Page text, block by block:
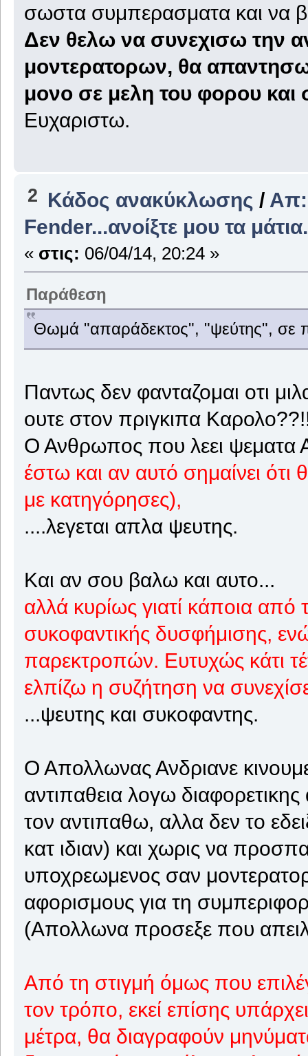
σωστα συμπερασματα και να
Δεν θελω να συνεχισω την
μοντερατορων, θα
μονο σε μελη του φορου και
Ευχαριστω.
2 Κάδος ανακύκλωσης / Απ:
Fender...ανοίξτε μου τα
« στις: 06/04/14, 20:24 »
Παράθεση
Θωμά "απαράδεκτος", "ψεύτης", σε
Παντως δεν φανταζομαι οτι
ουτε στον πριγκιπα
Ο Ανθρωπος που λεει ψεματα
έστω και αν αυτό σημαίνει
με κατηγόρησες),
....λεγεται απλα ψευτης.
Και αν σου βαλω και αυτο...
αλλά κυρίως γιατί κάποια από
συκοφαντικής δυσφήμισης,
παρεκτροπών. Ευτυχώς κάτι
ελπίζω η συζήτηση να
...ψευτης και συκοφαντης.
Ο Απολλωνας Ανδριανε
αντιπαθεια λογω
τον αντιπαθω, αλλα δεν το
κατ ιδιαν) και χωρις να
υποχρεωμενος σαν
αφορισμους για τη
(Απολλωνα προσεξε που
Από τη στιγμή όμως που
τον τρόπο, εκεί επίσης
μέτρα, θα διαγραφούν